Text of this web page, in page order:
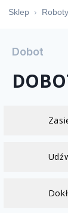
Sklep › Roboty
Dobot